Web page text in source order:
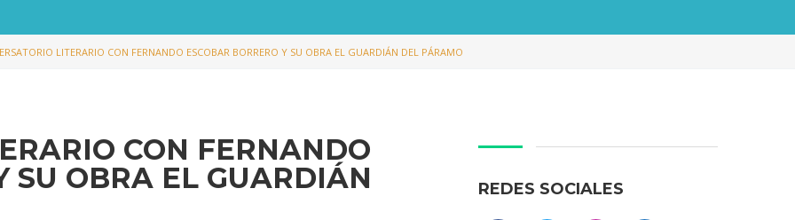
LITERARIO CON FERNANDO ESCOBAR BORRERO Y SU OBRA EL GUARDIÁN DEL PÁRAMO
CON FERNANDO
SU OBRA EL GUARDIÁN
REDES SOCIALES